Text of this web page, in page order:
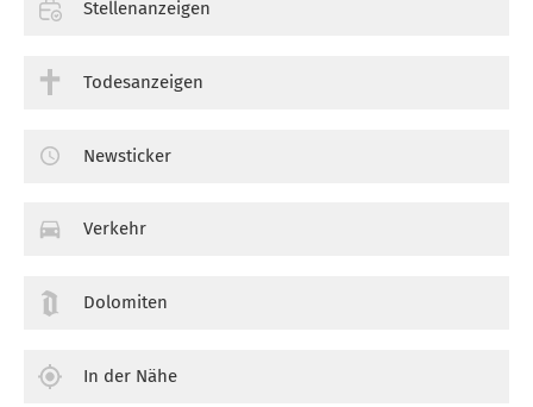
Stellenanzeigen
Todesanzeigen
Newsticker
Verkehr
Dolomiten
In der Nähe